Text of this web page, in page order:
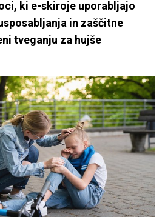
ki e-skiroje uporabljajo
in zaščitne
tveganju za hujše